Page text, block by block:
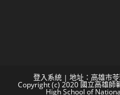
登入系統 | 地址：高雄市
Copyright (c) 2020 國立高雄師
High School of